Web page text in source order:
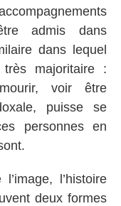
admis dans
dans lequel
majoritaire :
voir être
puisse se
personnes en
l’histoire
deux formes